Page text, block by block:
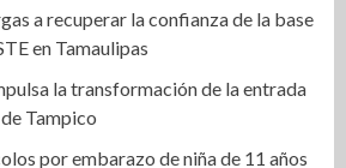
a recuperar la confianza de la base
en Tamaulipas
la transformación de la entrada
Tampico
por embarazo de niña de 11 años